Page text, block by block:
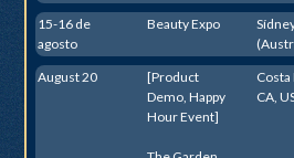
15-16 de
agosto
Beauty Expo
August 20
[Product
Demo, Happy
Hour Event]
Costa
CA,